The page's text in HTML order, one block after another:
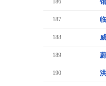
186
187
188
189
190